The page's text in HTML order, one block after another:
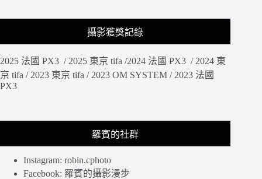
攝影獲獎記錄
2025 法國 PX3 / 2025 東京 tifa /2024 法國 PX3 / 2024 東
京 tifa / 2023 東京 tifa / 2023 OM SYSTEM / 2023 法國
PX3
羅賓的社群
Instagram: robin.cphoto
Facebook: 羅賓的攝影漫步